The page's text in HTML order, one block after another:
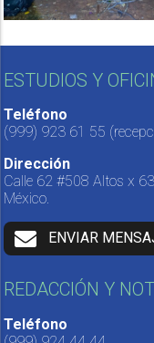
ESTUDIOS Y
Teléfono
(999) 923 61 55
Dirección
Calle 62 #508 Altos x
México.
ENVIAR
REDACCIÓN Y
Teléfono